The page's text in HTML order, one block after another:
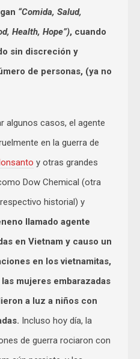
“Comida, Salud,
Health, Hope”), cuando
sin discreción y
de personas, (ya no
algunos casos, el agente
en la guerra de
y otras grandes
Dow Chemical (otra
historial) y
llamado agente
en Vietnam y causo un
en los vietnamitas,
mujeres embarazadas
a luz a niños con
Incluso hoy día, la
de guerra rociaron con